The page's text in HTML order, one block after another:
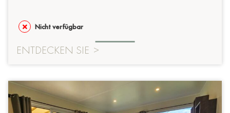
Nicht verfügbar
ENTDECKEN SIE >